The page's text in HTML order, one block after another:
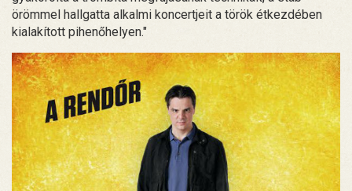
örömmel hallgatta alkalmi koncertjeit a török étkezdében
kialakított pihenőhelyen."